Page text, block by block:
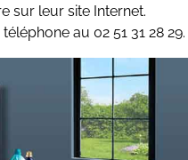
sur leur site Internet.
au 02 51 31 28 29.